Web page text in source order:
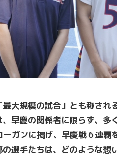
最大規模の試合」とも称さ
早慶の関係者に限らず、
ーガンに掲げ、早慶戦６連覇
の選手たちは、どのような